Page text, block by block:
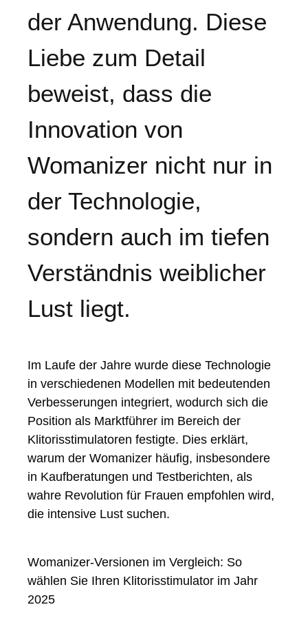
der Anwendung. Diese
Liebe zum Detail
beweist, dass die
Innovation von
Womanizer nicht nur in
der Technologie,
sondern auch im tiefen
Verständnis weiblicher
Lust liegt.
Im Laufe der Jahre wurde diese Technologie
in verschiedenen Modellen mit bedeutenden
Verbesserungen integriert, wodurch sich die
Position als Marktführer im Bereich der
Klitorisstimulatoren festigte. Dies erklärt,
warum der Womanizer häufig, insbesondere
in Kaufberatungen und Testberichten, als
wahre Revolution für Frauen empfohlen wird,
die intensive Lust suchen.
Womanizer-Versionen im Vergleich: So
wählen Sie Ihren Klitorisstimulator im Jahr
2025